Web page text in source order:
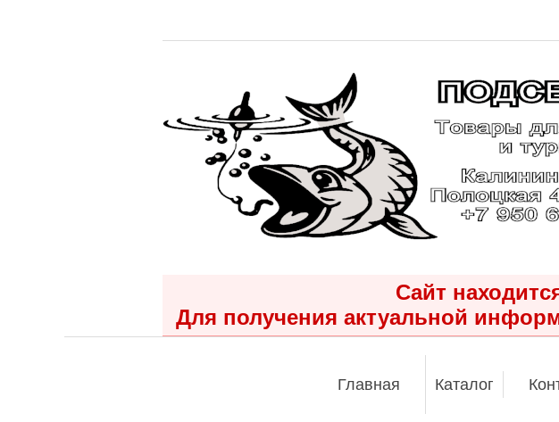
Сайт
Для получения актуальной
Главная Каталог